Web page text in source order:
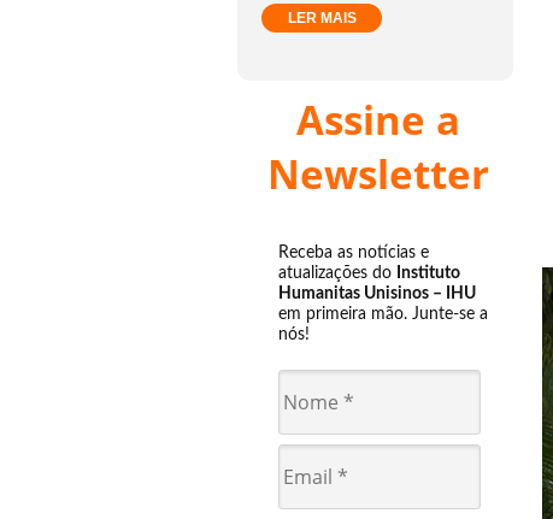
LER MAIS
Assine a
Newsletter
Receba as notícias e
atualizações do Instituto
Humanitas Unisinos – IHU
em primeira mão. Junte-se a
nós!